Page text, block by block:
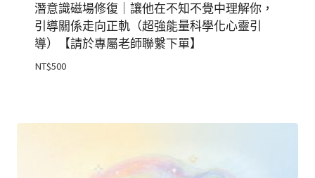
潛意識磁場修復｜讓他在不知不覺中理解你，
引導關係走向正軌（超強能量科學化心靈引
導）【請於專屬老師聯繫下單】
NT$500